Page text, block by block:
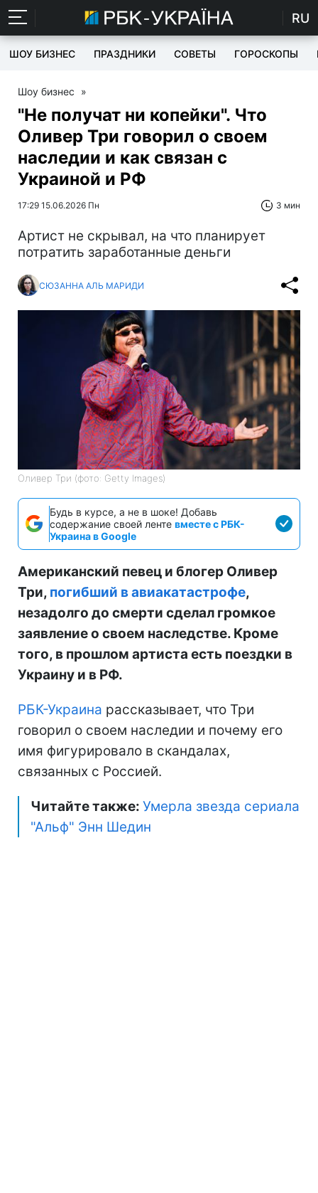
RU
ШОУ БИЗНЕС ПРАЗДНИКИ СОВЕТЫ ГОРОСКОПЫ
Шоу бизнес »
"Не получат ни копейки". Что
Оливер Три говорил о своем
наследии и как связан с
Украиной и РФ
17:29 15.06.2026 Пн 3 мин
Артист не скрывал, на что планирует
потратить заработанные деньги
СЮЗАННА АЛЬ МАРИДИ
Оливер Три (фото: Getty Images)
Будь в курсе, а не в шоке! Добавь
содержание своей ленте вместе с РБК-
Украина в Google
Американский певец и блогер Оливер
Три, погибший в авиакатастрофе,
незадолго до смерти сделал громкое
заявление о своем наследстве. Кроме
того, в прошлом артиста есть поездки в
Украину и в РФ.
РБК-Украина рассказывает, что Три
говорил о своем наследии и почему его
имя фигурировало в скандалах,
связанных с Россией.
Читайте также: Умерла звезда сериала
"Альф" Энн Шедин